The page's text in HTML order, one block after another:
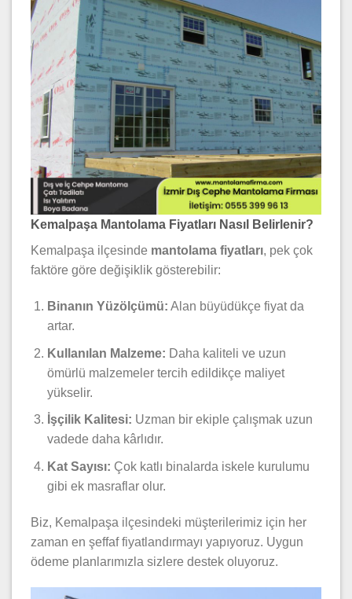
Kemalpaşa Mantolama Fiyatları Nasıl Belirlenir?
Kemalpaşa ilçesinde mantolama fiyatları, pek çok
faktöre göre değişiklik gösterebilir:
Binanın Yüzölçümü: Alan büyüdükçe fiyat da
artar.
Kullanılan Malzeme: Daha kaliteli ve uzun
ömürlü malzemeler tercih edildikçe maliyet
yükselir.
İşçilik Kalitesi: Uzman bir ekiple çalışmak uzun
vadede daha kârlıdır.
Kat Sayısı: Çok katlı binalarda iskele kurulumu
gibi ek masraflar olur.
Biz, Kemalpaşa ilçesindeki müşterilerimiz için her
zaman en şeffaf fiyatlandırmayı yapıyoruz. Uygun
ödeme planlarımızla sizlere destek oluyoruz.